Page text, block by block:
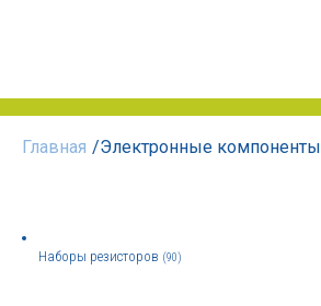
Главная /Электронные компоненты
Наборы резисторов (90)